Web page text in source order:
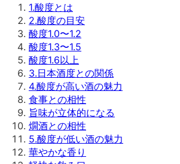
1.酸度とは
2.酸度の目安
酸度1.0〜1.2
酸度1.3〜1.5
酸度1.6以上
3.日本酒度との関係
4.酸度が高い酒の魅力
食事との相性
旨味が立体的になる
燗酒との相性
5.酸度が低い酒の魅力
華やかな香り